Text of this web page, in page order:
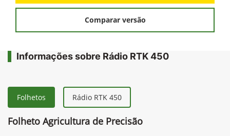
Comparar versão
Informações sobre Rádio RTK 450
Folhetos Rádio RTK 450
Folheto Agricultura de Precisão